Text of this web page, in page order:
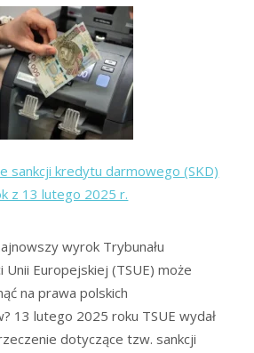
wyjść
z
długów
bez
pieniędzy?
Metoda
wyjście
z
bez
grosza!
sankcji kredytu darmowego (SKD)
z 13 lutego 2025 r.
wyrok Trybunału
Unii Europejskiej (TSUE) może
na prawa polskich
13 lutego 2025 roku TSUE wydał
dotyczące tzw. sankcji